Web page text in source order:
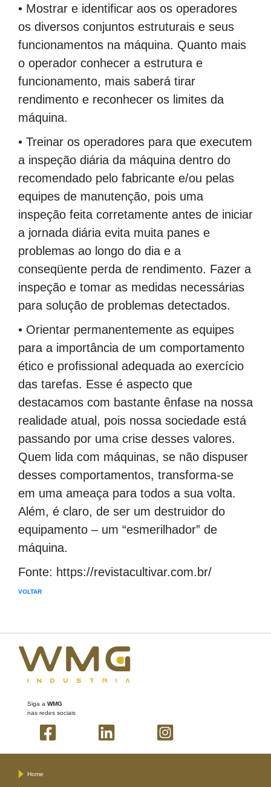
• Mostrar e identificar aos os operadores
os diversos conjuntos estruturais e seus
funcionamentos na máquina. Quanto mais
o operador conhecer a estrutura e
funcionamento, mais saberá tirar
rendimento e reconhecer os limites da
máquina.
• Treinar os operadores para que executem
a inspeção diária da máquina dentro do
recomendado pelo fabricante e/ou pelas
equipes de manutenção, pois uma
inspeção feita corretamente antes de iniciar
a jornada diária evita muita panes e
problemas ao longo do dia e a
conseqüente perda de rendimento. Fazer a
inspeção e tomar as medidas necessárias
para solução de problemas detectados.
• Orientar permanentemente as equipes
para a importância de um comportamento
ético e profissional adequada ao exercício
das tarefas. Esse é aspecto que
destacamos com bastante ênfase na nossa
realidade atual, pois nossa sociedade está
passando por uma crise desses valores.
Quem lida com máquinas, se não dispuser
desses comportamentos, transforma-se
em uma ameaça para todos a sua volta.
Além, é claro, de ser um destruidor do
equipamento – um “esmerilhador” de
máquina.
Fonte: https://revistacultivar.com.br/
VOLTAR
Siga a WMG
nas redes sociais
Home